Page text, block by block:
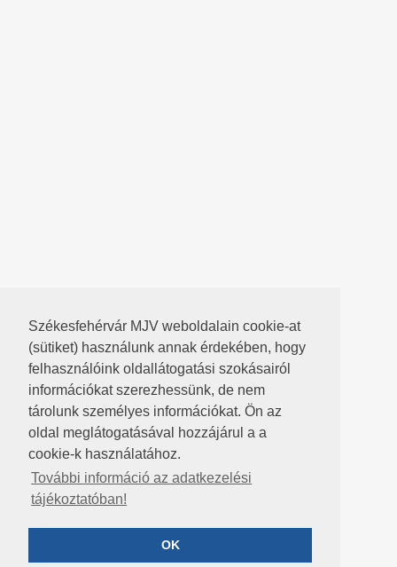
Székesfehérvár MJV weboldalain cookie-at
(sütiket) használunk annak érdekében, hogy
felhasználóink oldallátogatási szokásairól
információkat szerezhessünk, de nem
tárolunk személyes információkat. Ön az
oldal meglátogatásával hozzájárul a a
cookie-k használatához.
További információ az adatkezelési
tájékoztatóban!
OK